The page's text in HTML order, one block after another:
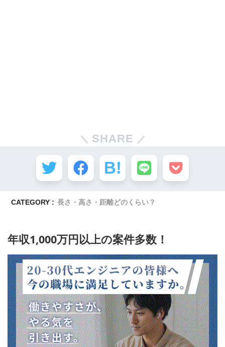
SHARE
CATEGORY : 長さ・高さ・距離どのくらい？
年収1,000万円以上の案件多数！